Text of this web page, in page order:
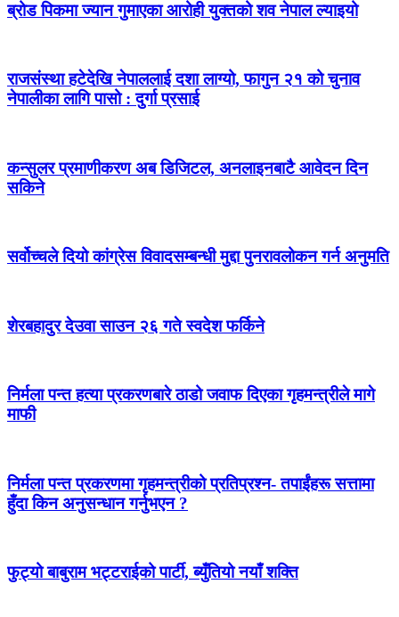
ब्रोड पिकमा ज्यान गुमाएका आरोही युक्तको शव नेपाल ल्याइयो
राजसंस्था हटेदेखि नेपाललाई दशा लाग्यो, फागुन २१ को चुनाव
नेपालीका लागि पासो : दुर्गा प्रसाई
कन्सुलर प्रमाणीकरण अब डिजिटल, अनलाइनबाटै आवेदन दिन
सकिने
सर्वोच्चले दियो कांग्रेस विवादसम्बन्धी मुद्दा पुनरावलोकन गर्न अनुमति
शेरबहादुर देउवा साउन २६ गते स्वदेश फर्किने
निर्मला पन्त हत्या प्रकरणबारे ठाडो जवाफ दिएका गृहमन्त्रीले मागे
माफी
निर्मला पन्त प्रकरणमा गृहमन्त्रीको प्रतिप्रश्न- तपाईंहरू सत्तामा
हुँदा किन अनुसन्धान गर्नुभएन ?
फुट्यो बाबुराम भट्टराईको पार्टी, ब्युँतियो नयाँ शक्ति